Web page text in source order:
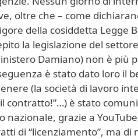
oltre che – come
della cosiddetta Legge
la legislazione del
Damiano) non è più
è stato dato loro il
(la società di lavoro
contratto!”…) è stato
grazie a
di “licenziamento”, ma di